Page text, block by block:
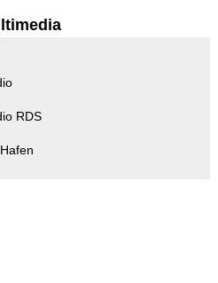
RDS